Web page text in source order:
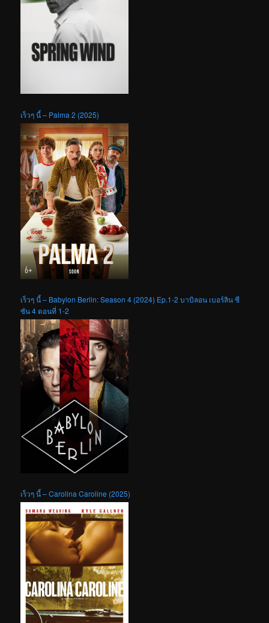
เร็วๆ นี้ – Palma 2 (2025)
เร็วๆ นี้ – Babylon Berlin: Season 4 (2024) Ep.1-2 บาบิลอน เบอร์ลิน ซี
ซัน 4 ตอนที่ 1-2
เร็วๆ นี้ – Carolina Caroline (2025)